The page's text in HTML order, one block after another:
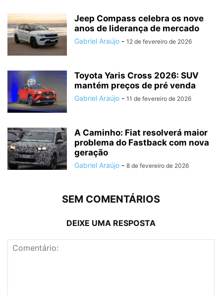
Jeep Compass celebra os nove
anos de liderança de mercado
Gabriel Araújo - 12 de fevereiro de 2026
Toyota Yaris Cross 2026: SUV
mantém preços de pré venda
Gabriel Araújo - 11 de fevereiro de 2026
A Caminho: Fiat resolverá maior
problema do Fastback com nova
geração
Gabriel Araújo - 8 de fevereiro de 2026
SEM COMENTÁRIOS
DEIXE UMA RESPOSTA